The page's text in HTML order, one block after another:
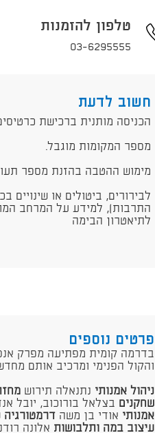
טלפון להזמנות
03-6295555
חשוב לדעת
הכניסה מותנית ברכישת
מספר המקומות מוגבל.
מימוש ההטבה בהזנת מספר
לבירורים, ביטולים או
התרבות), למידע על המרחב
לתיאטרון הבימה
פרטים נוספים
בדרמה קומית מפתיעה מפרק
והקול הפנימי ומרכיב אותם
ניהול אמנותי נתנאלה תירוש
שחקנים בצלאל בורוכוב, יובל
אמנותי אודי בן משה דרמטורגיה
עיצוב במה ותלבושות אלונה